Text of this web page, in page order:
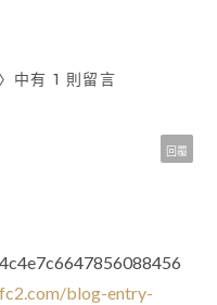
中有 1 則留言
blog-entry-
回覆